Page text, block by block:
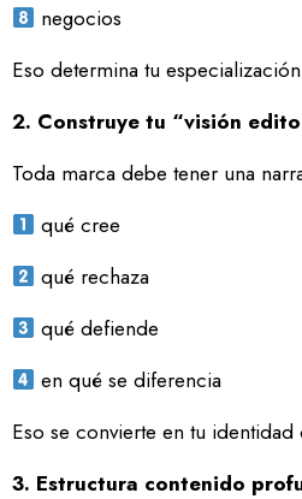
negocios
Eso determina tu
2. Construye tu “visión
Toda marca debe tener una
qué cree
qué rechaza
qué defiende
en qué se diferencia
Eso se convierte en tu
3. Estructura contenido